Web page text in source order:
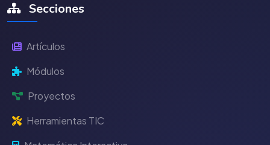
Secciones
Artículos
Módulos
Proyectos
Herramientas TIC